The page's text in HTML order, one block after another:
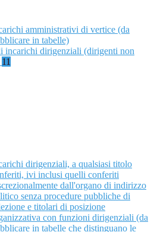
amministrativi di vertice (da
in tabelle)
incarichi dirigenziali (dirigenti non
11
dirigenziali, a qualsiasi titolo
ivi inclusi quelli conferiti
dall'organo di indirizzo
senza procedure pubbliche di
e titolari di posizione
con funzioni dirigenziali (da
in tabelle che distinguano le